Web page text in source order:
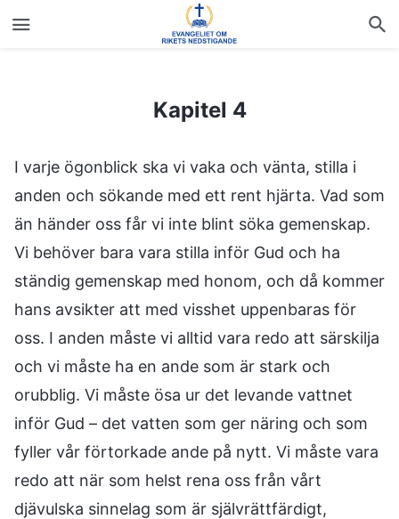
Kapitel 4
Kapitel 4
I varje ögonblick ska vi vaka och vänta, stilla i
anden och sökande med ett rent hjärta. Vad som
än händer oss får vi inte blint söka gemenskap.
Vi behöver bara vara stilla inför Gud och ha
ständig gemenskap med honom, och då kommer
hans avsikter att med visshet uppenbaras för
oss. I anden måste vi alltid vara redo att särskilja
och vi måste ha en ande som är stark och
orubblig. Vi måste ösa ur det levande vattnet
inför Gud – det vatten som ger näring och som
fyller vår förtorkade ande på nytt. Vi måste vara
redo att när som helst rena oss från vårt
djävulska sinnelag som är självrättfärdigt,